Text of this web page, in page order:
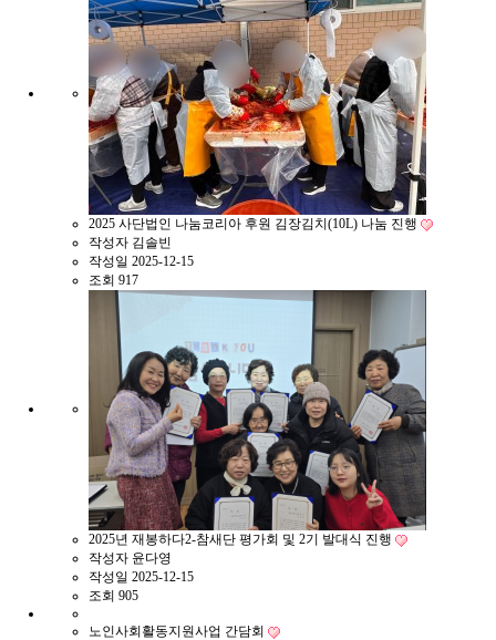
2025 사단법인 나눔코리아 후원 김장김치(10L) 나눔 진행
작성자 김솔빈
작성일 2025-12-15
조회 917
2025년 재봉하다2-참새단 평가회 및 2기 발대식 진행
작성자 윤다영
작성일 2025-12-15
조회 905
노인사회활동지원사업 간담회